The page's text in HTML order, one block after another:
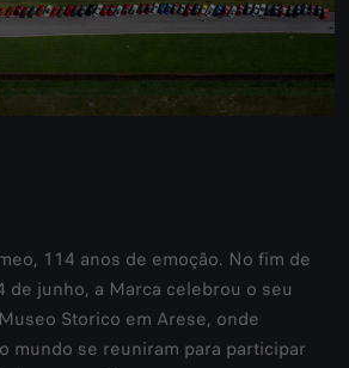
114 anos de emoção. No fim de
de junho, a Marca celebrou o seu
Storico em Arese, onde
mundo se reuniram para participar